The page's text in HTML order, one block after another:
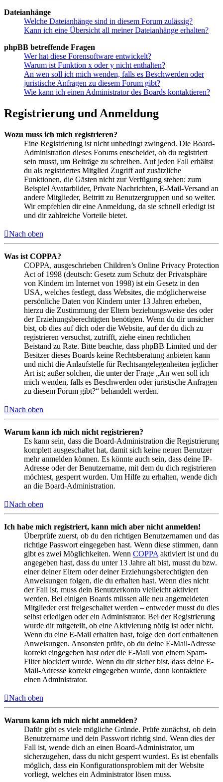
Dateianhänge
Welche Dateianhänge sind in diesem Forum zulässig?
Kann ich eine Übersicht all meiner Dateianhänge erhalten?
phpBB betreffende Fragen
Wer hat diese Forensoftware entwickelt?
Warum ist Funktion x oder y nicht enthalten?
An wen soll ich mich wenden, falls es Beschwerden oder
juristische Anfragen zu diesem Forum gibt?
Wie kann ich einen Administrator des Boards kontaktieren?
Registrierung und Anmeldung
Wozu muss ich mich registrieren?
Eine Registrierung ist nicht unbedingt zwingend. Die Board-
Administration dieses Forums entscheidet, ob du registriert
sein musst, um Beiträge zu schreiben. Auf jeden Fall erhältst
du als registriertes Mitglied Zugriff auf zusätzliche
Funktionen, die Gästen nicht zur Verfügung stehen: zum
Beispiel Avatarbilder, Private Nachrichten, E-Mail-Versand an
andere Mitglieder, Beitritt zu Benutzergruppen und so weiter.
Wir empfehlen dir eine Anmeldung, da sie schnell erledigt ist
und dir zahlreiche Vorteile bietet.
Nach oben
Was ist COPPA?
COPPA, ausgeschrieben Children’s Online Privacy Protection
Act of 1998 (deutsch: Gesetz zum Schutz der Privatsphäre
von Kindern im Internet von 1998) ist ein Gesetz in den
USA, welches festlegt, dass Websites, die möglicherweise
persönliche Daten von Kindern unter 13 Jahren erheben,
hierzu die Zustimmung der Eltern beziehungsweise des oder
der Erziehungsberechtigten benötigen. Wenn du dir unsicher
bist, ob dies auf dich oder die Website, auf der du dich zu
registrieren versuchst, zutrifft, ziehe einen rechtlichen
Beistand zu Rate. Bitte beachte, dass phpBB Limited und der
Besitzer dieses Boards keine Rechtsberatung anbieten kann
und nicht die Anlaufstelle für Rechtsangelegenheiten jeglicher
Art ist; außer solchen, die unter der Frage „An wen soll ich
mich wenden, falls es Beschwerden oder juristische Anfragen
zu diesem Forum gibt?“ behandelt werden.
Nach oben
Warum kann ich mich nicht registrieren?
Es kann sein, dass die Board-Administration die Registrierung
komplett ausgeschaltet hat, damit sich keine neuen Benutzer
mehr anmelden können. Es könnte auch sein, dass deine IP-
Adresse oder der Benutzername, mit dem du dich registrieren
möchtest, gesperrt wurden. Um Hilfe zu erhalten, wende dich
an die Board-Administration.
Nach oben
Ich habe mich registriert, kann mich aber nicht anmelden!
Überprüfe zuerst, ob du den richtigen Benutzernamen und das
richtige Passwort eingegeben hast. Wenn diese stimmen, dann
gibt es zwei Möglichkeiten. Wenn COPPA aktiviert ist und du
angegeben hast, dass du unter 13 Jahre alt bist, musst du bzw.
einer deiner Eltern oder deiner Erziehungsberechtigten den
Anweisungen folgen, die du erhalten hast. Wenn dies nicht
der Fall ist, muss dein Benutzerkonto vielleicht aktiviert
werden. Bei einigen Boards müssen alle neu angemeldeten
Mitglieder erst freigeschaltet werden – entweder musst du dies
selbst erledigen oder ein Administrator. Bei der Registrierung
wurde dir mitgeteilt, ob eine Aktivierung nötig ist oder nicht.
Wenn du eine E-Mail erhalten hast, folge den dort enthaltenen
Anweisungen. Ansonsten prüfe, ob du deine E-Mail-Adresse
korrekt eingegeben hast oder die E-Mail von einem Spam-
Filter blockiert wurde. Wenn du dir sicher bist, dass deine E-
Mail-Adresse korrekt eingegeben wurde, dann kontaktiere
einen Administrator.
Nach oben
Warum kann ich mich nicht anmelden?
Dafür gibt es viele mögliche Gründe. Prüfe zunächst, ob dein
Benutzername und dein Passwort richtig sind. Wenn dies der
Fall ist, wende dich an einen Board-Administrator, um
sicherzugehen, dass du nicht gesperrt wurdest. Es ist ebenfalls
möglich, dass ein Konfigurationsproblem mit der Website
vorliegt, welches ein Administrator lösen muss.